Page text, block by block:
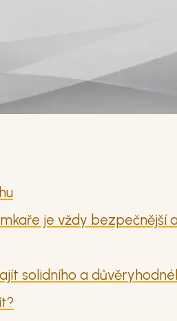
je vždy bezpečnější
solidního a